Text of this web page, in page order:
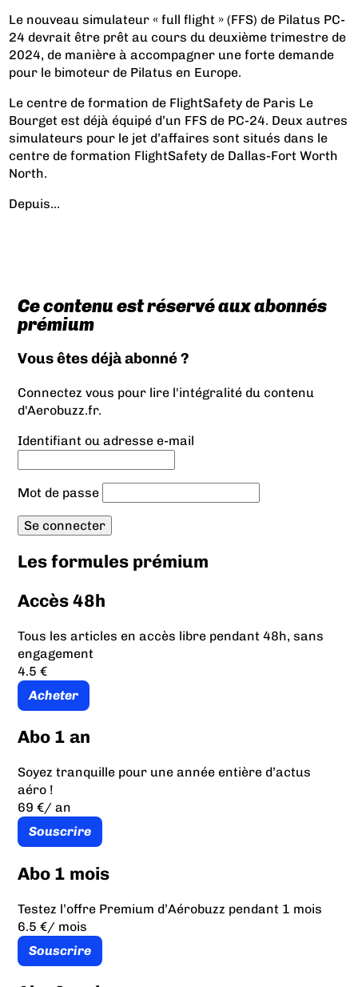
Le nouveau simulateur « full flight » (FFS) de Pilatus PC-
24 devrait être prêt au cours du deuxième trimestre de
2024, de manière à accompagner une forte demande
pour le bimoteur de Pilatus en Europe.
Le centre de formation de FlightSafety de Paris Le
Bourget est déjà équipé d’un FFS de PC-24. Deux autres
simulateurs pour le jet d’affaires sont situés dans le
centre de formation FlightSafety de Dallas-Fort Worth
North.
Depuis...
Ce contenu est réservé aux abonnés
prémium
Vous êtes déjà abonné ?
Connectez vous pour lire l'intégralité du contenu
d'Aerobuzz.fr.
Identifiant ou adresse e-mail
Mot de passe
Les formules prémium
Accès 48h
Tous les articles en accès libre pendant 48h, sans
engagement
4.5 €
Acheter
Abo 1 an
Soyez tranquille pour une année entière d’actus
aéro !
69 €/ an
Souscrire
Abo 1 mois
Testez l’offre Premium d’Aérobuzz pendant 1 mois
6.5 €/ mois
Souscrire